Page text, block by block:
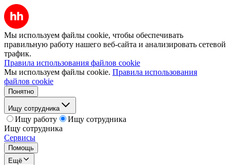
Мы используем файлы cookie, чтобы обеспечивать
правильную работу нашего веб-сайта и анализировать сетевой
трафик.
Правила использования файлов cookie
Мы используем файлы cookie. Правила использования
файлов cookie
Понятно
Ищу сотрудника
Ищу работу
Ищу сотрудника
Ищу сотрудника
Сервисы
Помощь
Ещё